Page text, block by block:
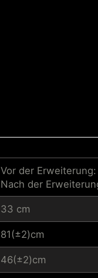
Vor der
Nach der
33 cm
81(±2)cm
46(±2)cm